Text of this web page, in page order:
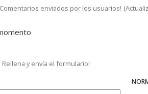
Comentarios enviados por los usuarios! (
Rellena y envía el formulario!